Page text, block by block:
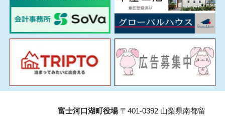
富士河口湖町役場〒401-0392 山梨県南都留